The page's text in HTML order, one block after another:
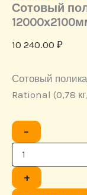
Сотовый
10 240.00 ₽
Сотовый
Rational (0,78
−
Количество
товара
6
мм
+